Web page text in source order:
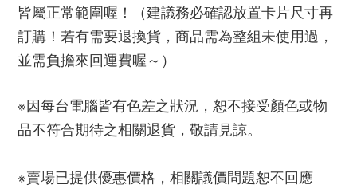
皆屬正常範圍喔！（建議務必確認放置卡片尺寸再
訂購！若有需要退換貨，商品需為整組未使用過，
並需負擔來回運費喔～）
※因每台電腦皆有色差之狀況，恕不接受顏色或物
品不符合期待之相關退貨，敬請見諒。
※賣場已提供優惠價格，相關議價問題恕不回應